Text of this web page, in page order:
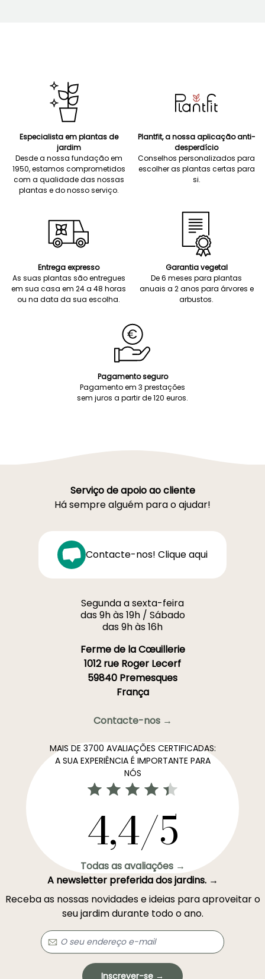
Especialista em plantas de
jardim
Desde a nossa fundação em
1950, estamos comprometidos
com a qualidade das nossas
plantas e do nosso serviço.
Plantfit, a nossa aplicação anti-
desperdício
Conselhos personalizados para
escolher as plantas certas para
si.
Entrega expresso
As suas plantas são entregues
em sua casa em 24 a 48 horas
ou na data da sua escolha.
Garantia vegetal
De 6 meses para plantas
anuais a 2 anos para árvores e
arbustos.
Pagamento seguro
Pagamento em 3 prestações
sem juros a partir de 120 euros.
Serviço de apoio ao cliente
Há sempre alguém para o ajudar!
Contacte-nos! Clique aqui
Segunda a sexta-feira
das 9h às 19h / Sábado
das 9h às 16h
Ferme de la Cœuillerie
1012 rue Roger Lecerf
59840 Premesques
França
Contacte-nos →
MAIS DE 3700 AVALIAÇÕES CERTIFICADAS:
A SUA EXPERIÊNCIA É IMPORTANTE PARA
NÓS
4,4/5
Todas as avaliações →
A newsletter preferida dos jardins. →
Receba as nossas novidades e ideias para aproveitar o
seu jardim durante todo o ano.
Inscrever-se →